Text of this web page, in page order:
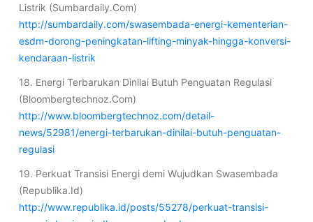
Listrik (Sumbardaily.Com)
http://sumbardaily.com/swasembada-energi-kementerian-
esdm-dorong-peningkatan-lifting-minyak-hingga-konversi-
kendaraan-listrik
18. Energi Terbarukan Dinilai Butuh Penguatan Regulasi
(Bloombergtechnoz.Com)
http://www.bloombergtechnoz.com/detail-
news/52981/energi-terbarukan-dinilai-butuh-penguatan-
regulasi
19. Perkuat Transisi Energi demi Wujudkan Swasembada
(Republika.Id)
http://www.republika.id/posts/55278/perkuat-transisi-